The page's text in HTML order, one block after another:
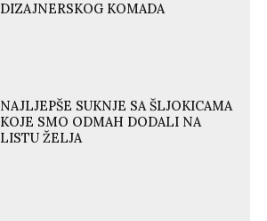
DIZAJNERSKOG KOMADA
NAJLJEPŠE SUKNJE SA ŠLJOKICAMA
KOJE SMO ODMAH DODALI NA
LISTU ŽELJA